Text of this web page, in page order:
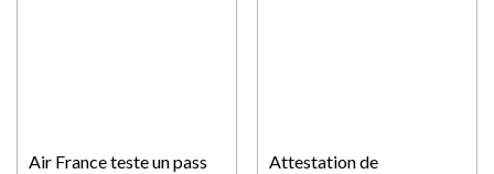
Air France teste un pass
Attestation de